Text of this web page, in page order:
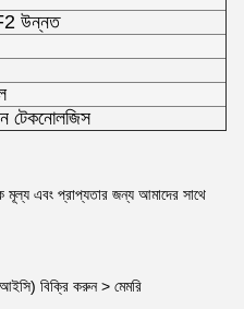
উন্নত
টেকনোলজিস
মূল্য এবং প্রাপ্যতার জন্য আমাদের সাথে
বিক্রি করুন > মেমরি